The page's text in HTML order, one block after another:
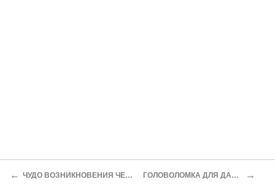
← ЧУДО ВОЗНИКНОВЕНИЯ ЧЕЛОВЕКА ГОЛОВОЛОМКА ДЛЯ ДАРВИНА →